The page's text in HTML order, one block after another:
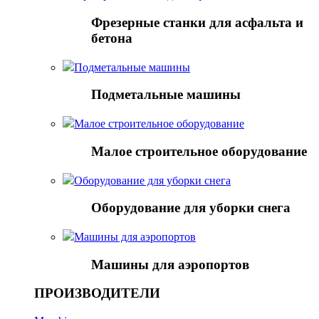
Фрезерные станки для асфальта и
бетона
Подметальные машины
Подметальные машины
Малое строительное оборудование
Малое строительное оборудование
Оборудование для уборки снега
Оборудование для уборки снега
Mашины для аэропортов
Mашины для аэропортов
ПРОИЗВОДИТЕЛИ